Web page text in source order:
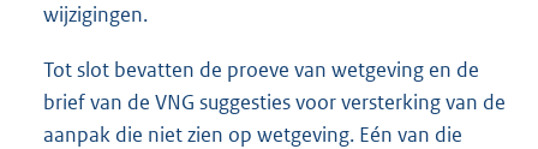
wijzigingen.
Tot slot bevatten de proeve van wetgeving en de
brief van de VNG suggesties voor versterking van de
aanpak die niet zien op wetgeving. Eén van die